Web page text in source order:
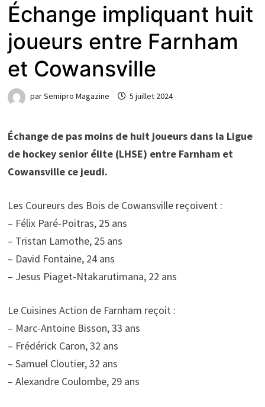
Échange impliquant huit
joueurs entre Farnham
et Cowansville
parSemipro Magazine 5 juillet 2024
Échange de pas moins de huit joueurs dans la Ligue
de hockey senior élite (LHSE) entre Farnham et
Cowansville ce jeudi.
Les Coureurs des Bois de Cowansville reçoivent :
– Félix Paré-Poitras, 25 ans
– Tristan Lamothe, 25 ans
– David Fontaine, 24 ans
– Jesus Piaget-Ntakarutimana, 22 ans
Le Cuisines Action de Farnham reçoit :
– Marc-Antoine Bisson, 33 ans
– Frédérick Caron, 32 ans
– Samuel Cloutier, 32 ans
– Alexandre Coulombe, 29 ans